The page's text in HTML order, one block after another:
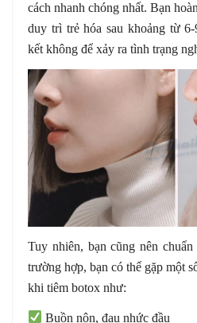
cách nhanh chóng nhất. Bạn
duy trì trẻ hóa sau khoảng từ
kết không để xảy ra tình trạng
Tuy nhiên, bạn cũng nên
trường hợp, bạn có thể gặp một
khi tiêm botox như:
Buồn nôn, đau nhức đầu